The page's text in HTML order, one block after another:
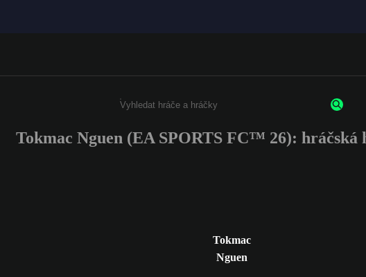
Enter a minimum of 3 characters or numbers
Tokmac Nguen (EA SPORTS FC™ 26): hráčská
Tokmac
Nguen